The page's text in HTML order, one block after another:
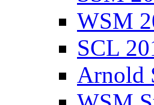
WSM
SCL
Arnold